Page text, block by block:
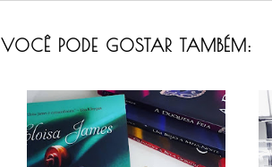
VOCÊ PODE GOSTAR TAMBÉM: